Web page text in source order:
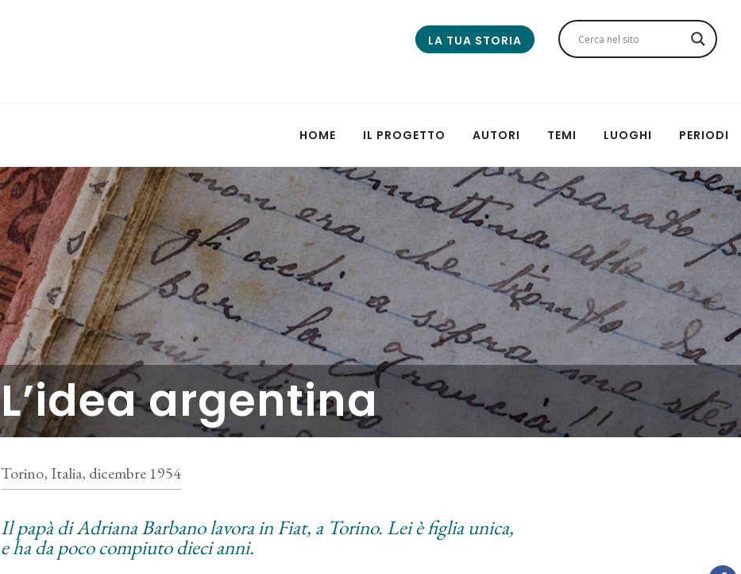
LA TUA STORIA
HOME IL PROGETTO AUTORI TEMI LUOGHI PERIODI
L’idea argentina
Torino, Italia, dicembre 1954
Il papà di Adriana Barbano lavora in Fiat, a Torino. Lei è figlia unica,
e ha da poco compiuto dieci anni.